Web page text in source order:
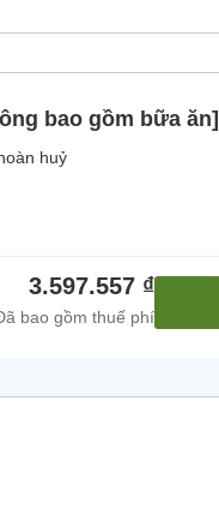
bao gồm bữa ăn]
huỷ
3.597.557 ₫
bao gồm thuế phí